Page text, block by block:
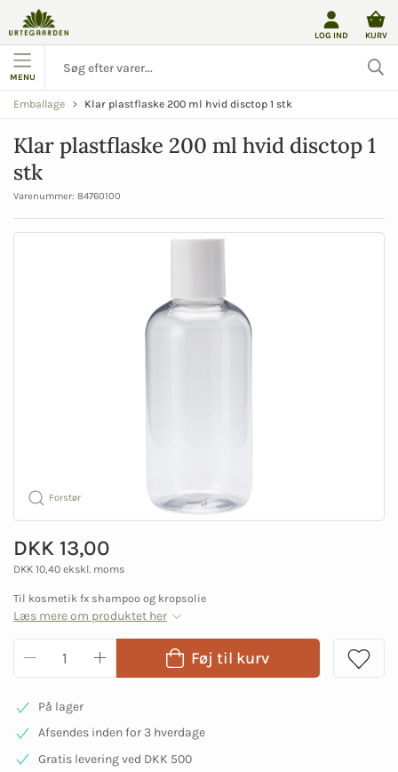
LOG IND KURV
MENU
Emballage Klar plastflaske 200 ml hvid disctop 1 stk
Klar plastflaske 200 ml hvid disctop 1
stk
Varenummer: 84760100
Forstør
DKK 13,00
DKK 10,40 ekskl. moms
Til kosmetik fx shampoo og kropsolie
Læs mere om produktet her
Føj til kurv
På lager
Afsendes inden for 3 hverdage
Gratis levering ved DKK 500